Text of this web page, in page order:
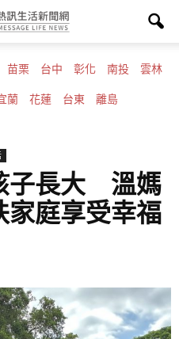
苗栗 台中 彰化 南投 雲林
蘭 花蓮 台東 離島
子長大 溫媽
家庭享受幸福